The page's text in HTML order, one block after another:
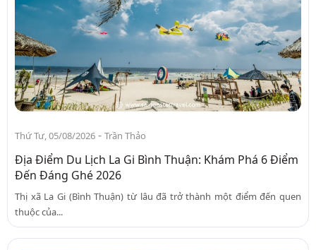
Thứ Tư, 05/08/2026 - Trần Thảo
Địa Điểm Du Lịch La Gi Bình Thuận: Khám Phá 6 Điểm
Đến Đáng Ghé 2026
Thị xã La Gi (Bình Thuận) từ lâu đã trở thành một điểm đến quen
thuộc của...